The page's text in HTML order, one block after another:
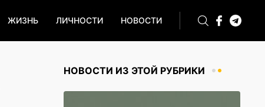
ЖИЗНЬ ЛИЧНОСТИ НОВОСТИ
НОВОСТИ ИЗ ЭТОЙ РУБРИКИ